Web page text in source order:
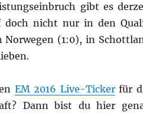
gibt es
doch nicht nur in den
Norwegen (1:0), in
EM 2016 Live-Tickerfür
Dann bist du hier